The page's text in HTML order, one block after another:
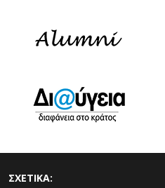
ΣΧΕΤΙΚΑ: